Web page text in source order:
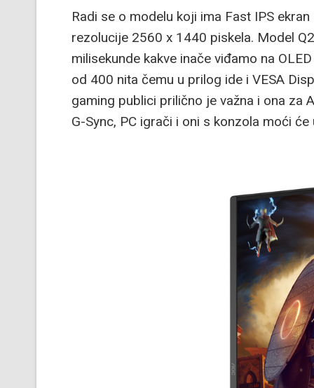
Radi se o modelu koji ima Fast IPS
rezolucije 2560 x 1440 piskela. Model
milisekunde kakve inače viđamo na
od 400 nita čemu u prilog ide i VESA
gaming publici prilično je važna i ona za
G-Sync, PC igrači i oni s konzola moći